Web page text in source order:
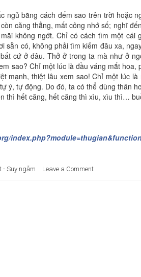
ngủ bằng cách đếm sao trên trời hoặc
căng thẳng, mất công nhớ số; nghĩ
không ngớt. Chỉ có cách tìm một
sẵn có, không phải tìm kiếm đâu xa,
cứ ở đâu. Thở ở trong ta mà như ở
sao? Chỉ một lúc là đầu váng mắt
mạnh, thiệt lâu xem sao! Chỉ một lúc
ý, tự động. Do đó, ta có thể dùng thân
thì hết căng, hết căng thì xìu, xìu thì…
- Suy ngẫm Leave a Comment